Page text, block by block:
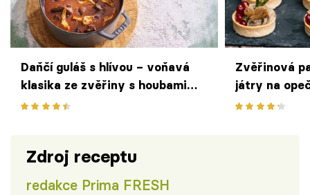
Daňčí guláš s hlívou – voňavá
klasika ze zvěřiny s houbami
jako z lovecké chaty
Zvěřinová
játry na
delikátní
Zdroj receptu
redakce Prima FRESH